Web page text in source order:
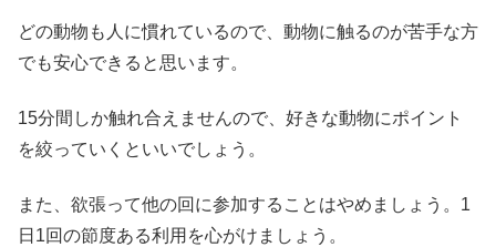
どの動物も人に慣れているので、動物に触るのが苦手な方
でも安心できると思います。
15分間しか触れ合えませんので、好きな動物にポイント
を絞っていくといいでしょう。
また、欲張って他の回に参加することはやめましょう。1
日1回の節度ある利用を心がけましょう。